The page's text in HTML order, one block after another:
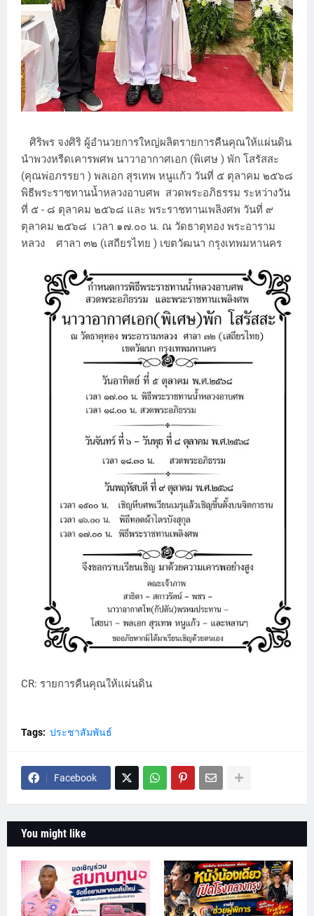
ศิริพร จงศิริ ผู้อำนวยการใหญ่ผลิตรายการคืนคุณให้แผ่นดิน
นำพวงหรีดเคารพศพ นาวาอากาศเอก (พิเศษ ) พัก โสรัสสะ
(คุณพ่อภรรยา ) พลเอก สุรเทพ หนูแก้ว วันที่ ๕ ตุลาคม ๒๕๖๘
พิธีพระราชทานน้ำหลวงอาบศพ สวดพระอภิธรรม ระหว่างวัน
ที่ ๕ - ๘ ตุลาคม ๒๕๖๘ และ พระราชทานเพลิงศพ วันที่ ๙
ตุลาคม ๒๕๖๘ เวลา ๑๗.๐๐ น. ณ วัดธาตุทอง พระอาราม
หลวง ศาลา ๓๒ (เสถียรไทย ) เขตวัฒนา กรุงเทพมหานคร
CR: รายการคืนคุณให้แผ่นดิน
Tags: ประชาสัมพันธ์
Facebook
You might like